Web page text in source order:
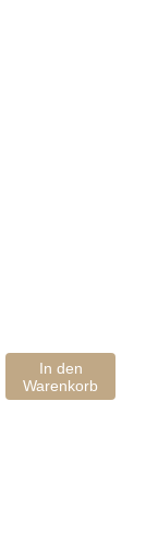
In den
Warenkorb